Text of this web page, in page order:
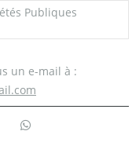
Publiques
un e-mail à :